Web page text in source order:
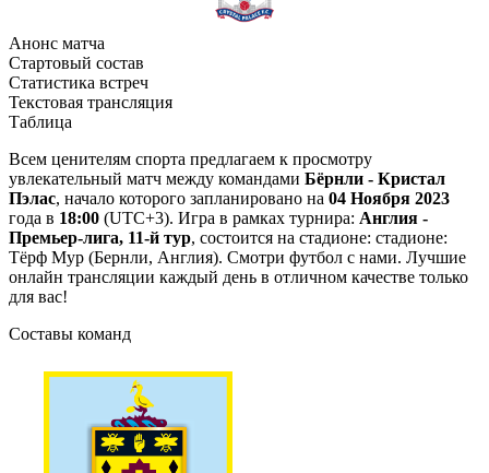
Анонс матча
Стартовый состав
Статистика встреч
Текстовая трансляция
Таблица
Всем ценителям спорта предлагаем к просмотру
увлекательный матч между командами Бёрнли - Кристал
Пэлас, начало которого запланировано на 04 Ноября 2023
года в 18:00 (UTC+3). Игра в рамках турнира: Англия -
Премьер-лига, 11-й тур, состоится на стадионе: стадионе:
Тёрф Мур (Бернли, Англия). Смотри футбол с нами. Лучшие
онлайн трансляции каждый день в отличном качестве только
для вас!
Составы команд